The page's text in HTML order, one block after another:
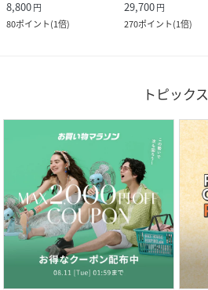
8,800円
80ポイント(1倍)
29,700円
270ポイント(1倍)
トピックス